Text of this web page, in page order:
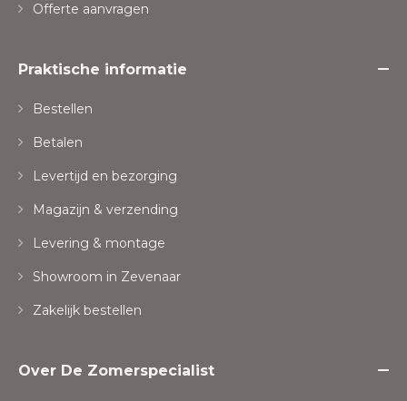
Offerte aanvragen
Praktische informatie
Bestellen
Betalen
Levertijd en bezorging
Magazijn & verzending
Levering & montage
Showroom in Zevenaar
Zakelijk bestellen
Over De Zomerspecialist